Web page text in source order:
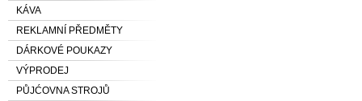
KÁVA
REKLAMNÍ PŘEDMĚTY
DÁRKOVÉ POUKAZY
VÝPRODEJ
PŮJĆOVNA STROJŮ